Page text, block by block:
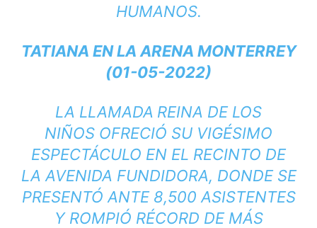
HUMANOS.
TATIANA EN LA ARENA MONTERREY
(01-05-2022)
LA LLAMADA REINA DE LOS
NIÑOS OFRECIÓ SU VIGÉSIMO
ESPECTÁCULO EN EL RECINTO DE
LA AVENIDA FUNDIDORA, DONDE SE
PRESENTÓ ANTE 8,500 ASISTENTES
Y ROMPIÓ RÉCORD DE MÁS